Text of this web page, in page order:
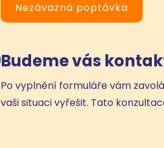
Nezávazná poptávka
Budeme vás
Po vyplnění formuláře vám
vaši situaci vyřešit. Tato